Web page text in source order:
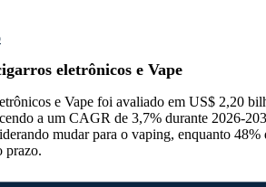
eletrônicos e Vape
e Vape foi avaliado em US$ 2,20
a um CAGR de 3,7% durante 2026-
mudar para o vaping, enquanto
prazo.